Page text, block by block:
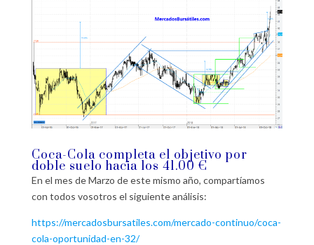
Coca-Cola completa el objetivo por
doble suelo hacia los 41.00 €
En el mes de Marzo de este mismo año, compartíamos
con todos vosotros el siguiente análisis:
https://mercadosbursatiles.com/mercado-continuo/coca-
cola-oportunidad-en-32/